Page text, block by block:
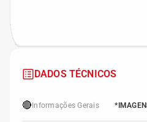
DADOS TÉCNICOS
🔴 Informações Gerais